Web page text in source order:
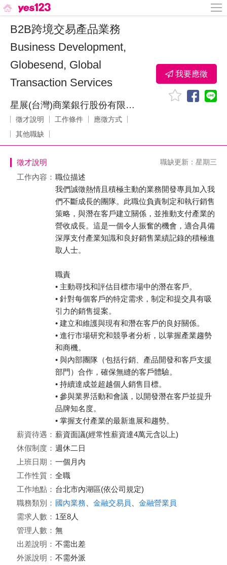
B2B跨境交易產品業務
Business Development,
Globesend, Global
Transaction Services
星展(台灣)商業銀行股份有限公司
徵才說明 工作條件
應徵方式
其他職缺
我要應徵
徵才說明 職缺更新：星期三
工作內容： 職位描述
我們誠徵熱情且積極主動的業務開發專員加入我
們不斷成長的團隊。此職位負責制定和執行銷售
策略，與潛在客戶建立關係，並推動支付產業的
營收成長。這是一個令人振奮的機會，適合具備
深厚支付產業知識和良好銷售業績記錄的積極進
取人士。
職責
• 主動尋找和評估目標市場中的潛在客戶。
• 針對每個客戶的特定需求，制定和提交具有吸
引力的銷售提案。
• 建立和維護與現有和潛在客戶的良好關係。
• 進行市場研究和競爭者分析，以掌握產業趨勢
和商機。
• 與內部團隊（包括行銷、產品開發和客戶支援
部門）合作，確保無縫的客戶體驗。
• 持續達成並超越個人銷售目標。
• 參與業界活動和會議，以開發潛在客戶並提升
品牌知名度。
• 掌握支付產業的最新進展和趨勢。
薪資待遇： 薪資面議(經常性薪資達4萬元含以上)
休假制度： 週休二日
上班日期： 一個月內
工作性質： 全職
工作地點： 台北市內湖區(依公司規定)
職務類別： 國內業務 金融交易員
金融營業員
需求人數： 1至8人
管理人數： 無
出差說明： 不需出差
外派說明： 不需外派